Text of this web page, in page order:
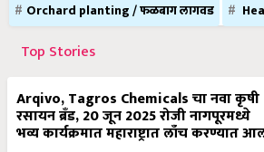
Orchard planting / फळबाग लागवड
Top Stories
Arqivo, Tagros Chemicals चा नवा कृषी
रसायन ब्रँड, 20 जून 2025 रोजी नागपूरमध्ये
भव्य कार्यक्रमात महाराष्ट्रात लाँच करण्यात